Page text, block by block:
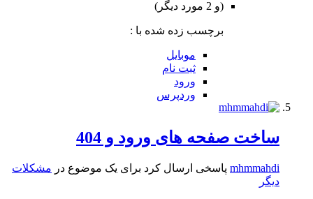
(و 2 مورد دیگر)
برچسب زده شده با :
موبایل
ثبت نام
ورود
وردپرس
ساخت صفحه های ورود و 404
mhmmahdi پاسخی ارسال کرد برای یک موضوع در مشکلات
دیگر